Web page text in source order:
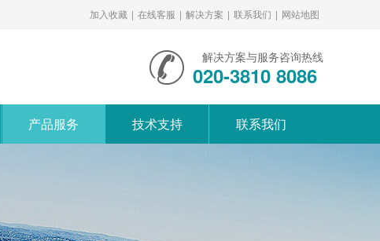
加入收藏 | 在线客服 | 解决方案 | 联系我们 | 网站地图
解决方案与服务咨询热线
020-3810 8086
产品服务 技术支持 联系我们